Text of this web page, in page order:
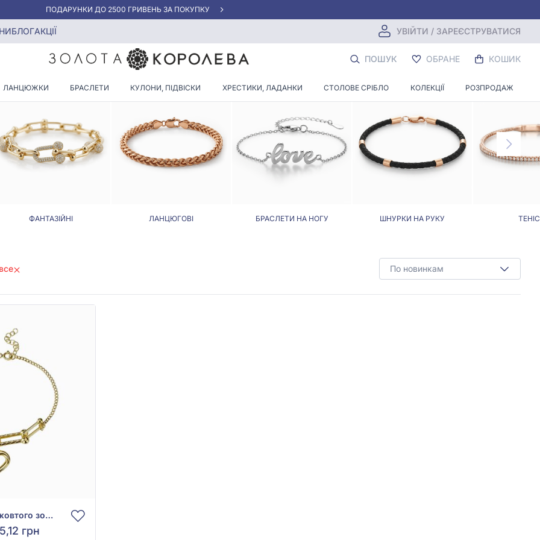
«КРАЩА ЦІНА» ВІД 5945 ГРН/ГРАМ
БЛОГАКЦІЇ УВІЙТИ / ЗАРЕЄСТРУВАТИСЯ
ПОШУК ОБРАНЕ КОШИК
ЛАНЦЮЖКИ БРАСЛЕТИ КУЛОНИ, ПІДВІСКИ ХРЕСТИКИ, ЛАДАНКИ СТОЛОВЕ СРІБЛО КОЛЕКЦІЇ РОЗПРОДАЖ
ФАНТАЗІЙНОГО ПЛЕТІННЯ
ФАНТАЗІЙНІ ЛАНЦЮГОВІ БРАСЛЕТИ НА НОГУ ШНУРКИ НА РУКУ
По новинкам
Браслет «Серце» із жовтого золота 585°, арт. 2010130ж
грн